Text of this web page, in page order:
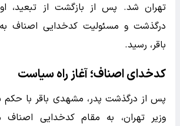
تهران شد. پس از بازگشت از تبعید،
درگذشت و مسئولیت کدخدایی اصناف
باقر، رسید.
کدخدای اصناف؛ آغاز راه سیاست
پس از درگذشت پدر، مشهدی باقر با حکم
وزیر تهران، به مقام کدخدایی